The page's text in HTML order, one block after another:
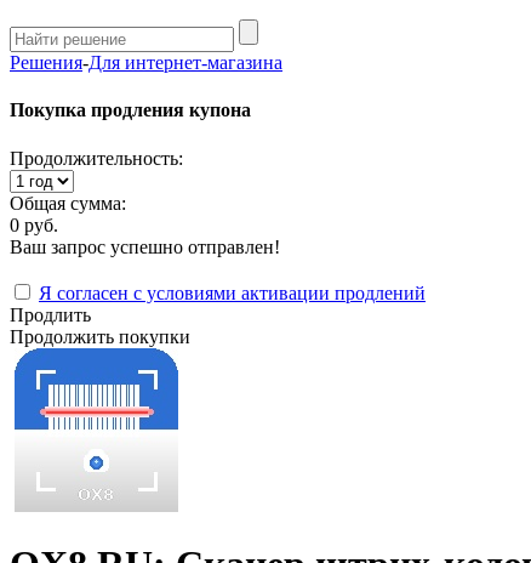
Решения-Для интернет-магазина
Покупка продления купона
Продолжительность:
Общая сумма:
0 руб.
Ваш запрос успешно отправлен!
Я согласен с условиями активации продлений
Продлить
Продолжить покупки